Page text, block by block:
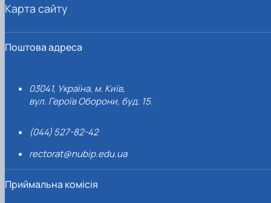
Поштова адреса
03041, Україна, м. Київ,
вул. Героїв Оборони, буд. 15.
(044) 527-82-42
rectorat@nubip.edu.ua
Приймальна комісія
Карта сайту